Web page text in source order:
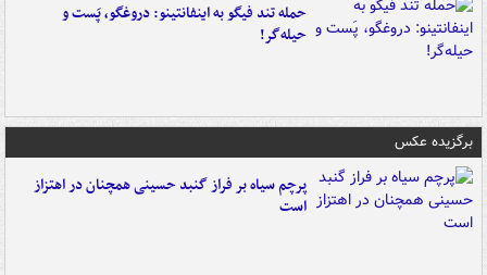
حمله تند فیگو به اینفانتینو: دروغگو، پَست‌ و
حیله‌گر!
برگزیده عکس
پرچم سیاه بر فراز گنبد حسینی همچنان در اهتزاز
است